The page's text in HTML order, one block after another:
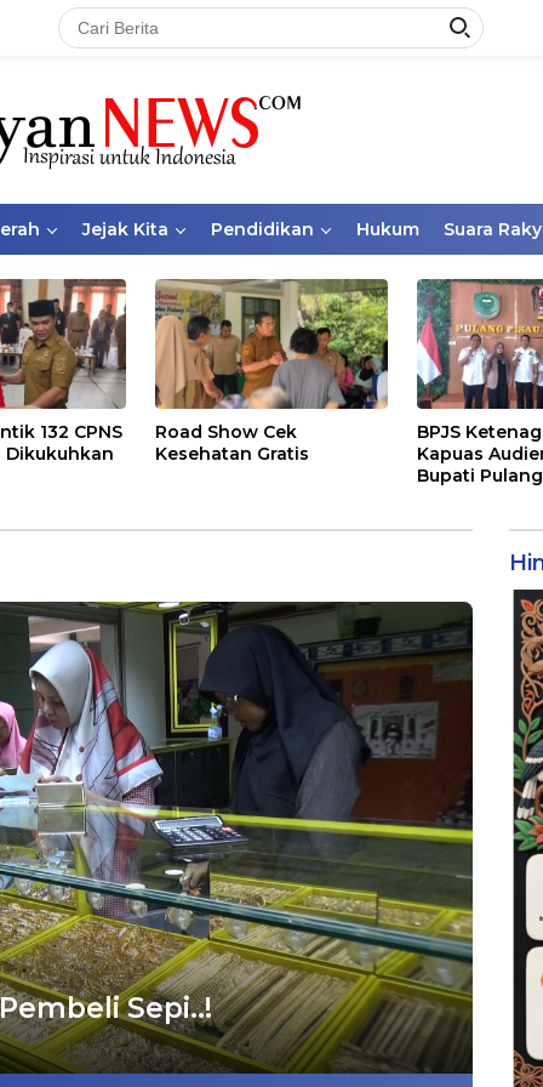
Jejak Kita Pendidikan Hukum Suara
132 CPNS
Dikukuhkan
Road Show Cek
Kesehatan Gratis
BPJS
Kapuas
Bupati
Sepi..!